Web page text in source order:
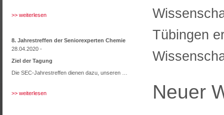
>> weiterlesen
8. Jahrestreffen der Seniorexperten Chemie
28.04.2020 -
Ziel der Tagung
Die SEC-Jahrestreffen dienen dazu, unseren …
>> weiterlesen
Tübingen
Neuer